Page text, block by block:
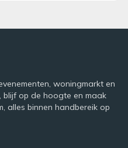
woningmarkt en
blijf op de hoogte en maak
alles binnen handbereik op